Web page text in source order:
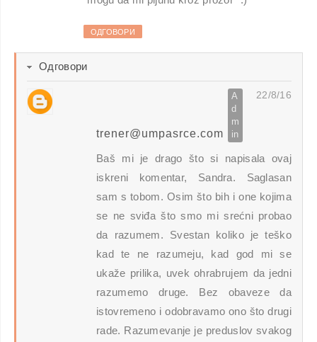
ОДГОВОРИ
Одговори
trener@umpasrce.com
22/8/16
Baš mi je drago što si napisala ovaj
iskreni komentar, Sandra. Saglasan
sam s tobom. Osim što bih i one kojima
se ne sviđa što smo mi srećni probao
da razumem. Svestan koliko je teško
kad te ne razumeju, kad god mi se
ukaže prilika, uvek ohrabrujem da jedni
razumemo druge. Bez obaveze da
istovremeno i odobravamo ono što drugi
rade. Razumevanje je preduslov svakog